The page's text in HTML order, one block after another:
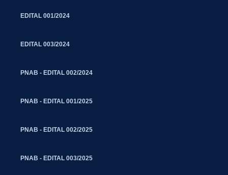
EDITAL 001/2024
EDITAL 003/2024
PNAB - EDITAL 002/2024
PNAB - EDITAL 001/2025
PNAB - EDITAL 002/2025
PNAB - EDITAL 003/2025